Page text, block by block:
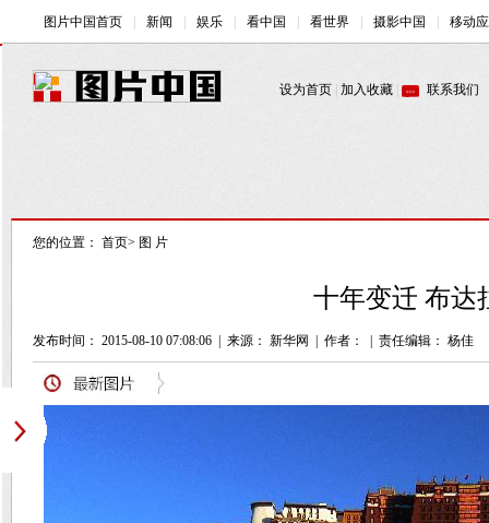
您的位置： 首页> 图 片
十年变迁 布达
发布时间： 2015-08-10 07:08:06 来源： 新华网 作者： 责任编辑： 杨佳